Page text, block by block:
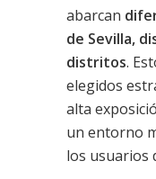
abarcan
de Sevilla,
distritos.
elegidos
alta
un entorno
los usuarios